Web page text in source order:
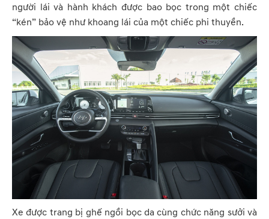
người lái và hành khách được bao bọc trong một chiếc
“kén” bảo vệ như khoang lái của một chiếc phi thuyền.
Xe được trang bị ghế ngồi bọc da cùng chức năng sưởi và